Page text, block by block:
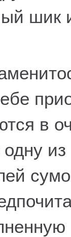
шик
в
одну